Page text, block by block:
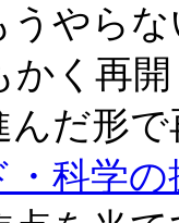
うやら
かく再
んだ形
・科学の